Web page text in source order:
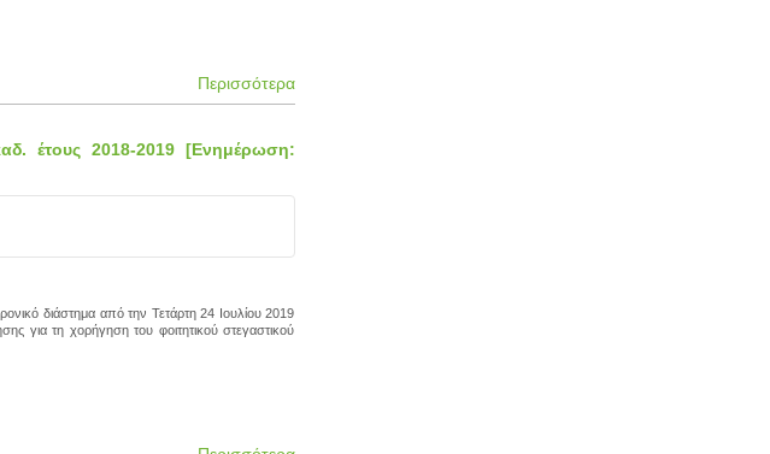
Περισσότερα
έτους 2018-2019 [Ενημέρωση:
διάστημα από την Τετάρτη 24 Ιουλίου 2019
για τη χορήγηση του φοιτητικού στεγαστικού